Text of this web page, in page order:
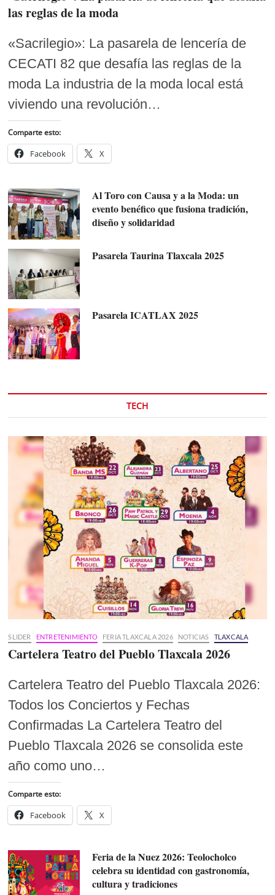
las reglas de la moda
«Sacrilegio»: La pasarela de lencería de
CECATI 82 que desafía las reglas de la
moda La industria de la moda local está
viviendo una revolución…
Comparte esto:
Facebook X
Al Toro con Causa y a la Moda: un
evento benéfico que fusiona tradición,
diseño y solidaridad
Pasarela Taurina Tlaxcala 2025
Pasarela ICATLAX 2025
TECH
SLIDER ENTRETENIMIENTO FERIA TLAXCALA 2026 NOTICIAS TLAXCALA
Cartelera Teatro del Pueblo Tlaxcala 2026
Cartelera Teatro del Pueblo Tlaxcala 2026:
Todos los Conciertos y Fechas
Confirmadas La Cartelera Teatro del
Pueblo Tlaxcala 2026 se consolida este
año como uno…
Comparte esto:
Facebook X
Feria de la Nuez 2026: Teolocholco
celebra su identidad con gastronomía,
cultura y tradiciones